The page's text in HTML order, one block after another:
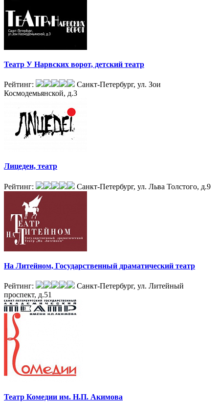
Театр У Нарвских ворот, детский театр
Рейтинг:
Санкт-Петербург, ул. Зои
Космодемьянской, д.3
Лицедеи, театр
Рейтинг: Санкт-Петербург, ул. Льва Толстого, д.9
На Литейном, Государственный драматический театр
Рейтинг:
Санкт-Петербург, ул. Литейный
проспект, д.51
Театр Комедии им. Н.П. Акимова